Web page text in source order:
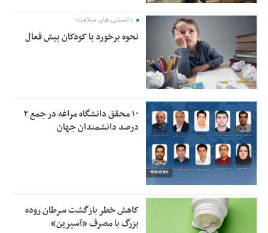
دانستنی های سلامت؛
نحوه برخورد با کودکان بیش فعال
۱۰ محقق دانشگاه مراغه در جمع ۲
درصد دانشمندان جهان
کاهش خطر بازگشت سرطان روده
بزرگ با مصرف «آسپرین»